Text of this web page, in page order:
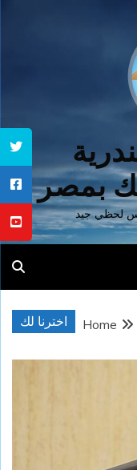
بمصر
لحظي جيد
اخترنا لك Home